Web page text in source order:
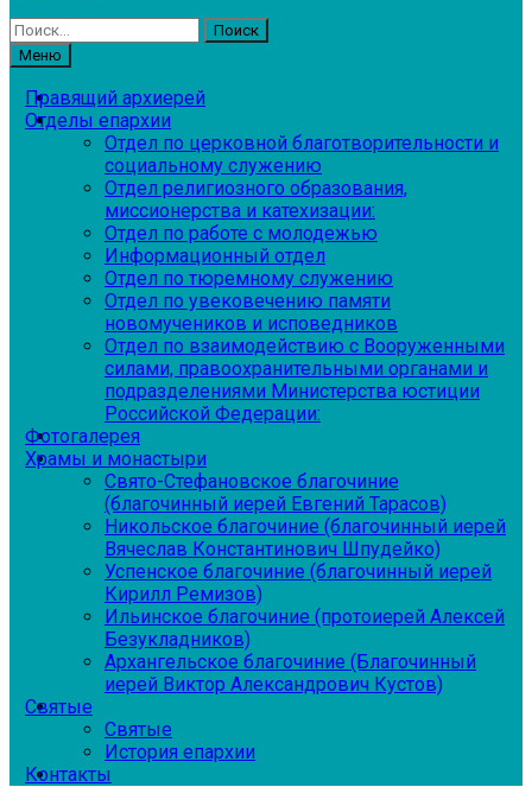
Найти:
Меню
Правящий архиерей
Отделы епархии
Отдел по церковной благотворительности и
социальному служению
Отдел религиозного образования,
миссионерства и катехизации:
Отдел по работе с молодежью
Информационный отдел
Отдел по тюремному служению
Отдел по увековечению памяти
новомучеников и исповедников
Отдел по взаимодействию с Вооруженными
силами, правоохранительными органами и
подразделениями Министерства юстиции
Российской Федерации:
Фотогалерея
Храмы и монастыри
Свято-Стефановское благочиние
(благочинный иерей Евгений Тарасов)
Никольское благочиние (благочинный иерей
Вячеслав Константинович Шпудейко)
Успенское благочиние (благочинный иерей
Кирилл Ремизов)
Ильинское благочиние (протоиерей Алексей
Безукладников)
Архангельское благочиние (Благочинный
иерей Виктор Александрович Кустов)
Святые
Святые
История епархии
Контакты